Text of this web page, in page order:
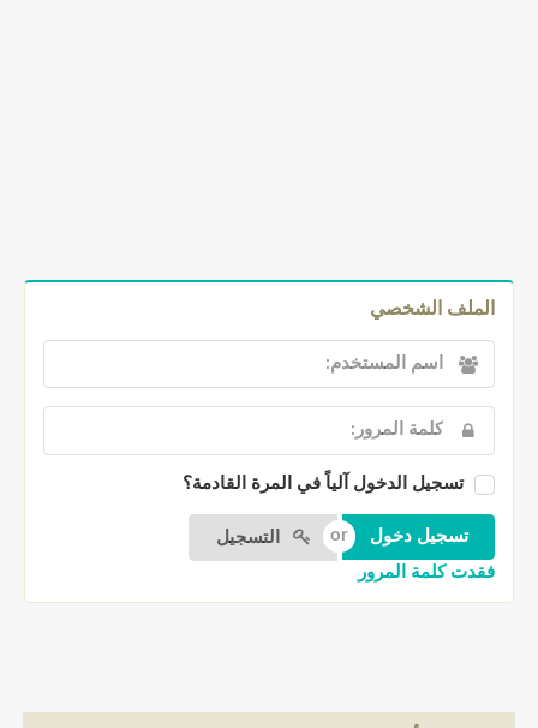
الملف الشخصي
تسجيل الدخول آلياً في المرة القادمة؟
التسجيل
فقدت كلمة المرور